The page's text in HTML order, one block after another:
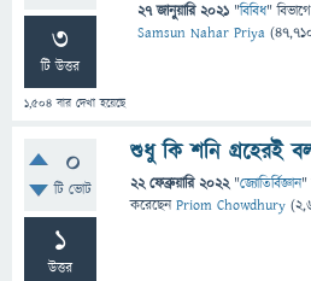
3
টি উত্তর
1,504 বার দেখা হয়েছে
27 জানুয়ারি 2021 "বিবিধ" বিভাগে
Samsun Nahar Priya (
0
টি ভোট
1
উত্তর
শুধু কি শনি গ্রহেরই
22 ফেব্রুয়ারি 2022 "জ্যোতির্বিজ্ঞান"
করেছেনPriom Chowdhury (